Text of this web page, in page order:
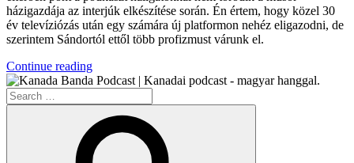
házigazdája az interjúk elkészítése során. Én értem, hogy közel 30
év televíziózás után egy számára új platformon nehéz eligazodni, de
szerintem Sándortól ettől több profizmust várunk el.
Continue reading“A
Magyar
Search
for: